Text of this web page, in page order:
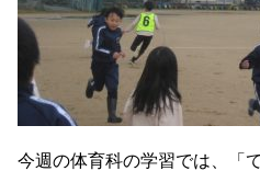
今週の体育科の学習では、「